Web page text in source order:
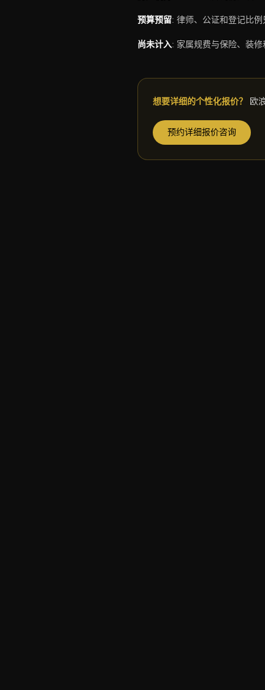
预算预留: 律师、公证和登记比例
尚未计入: 家属规费与保险、装
想要详细的个性化报价？ 欧
预约详细报价咨询